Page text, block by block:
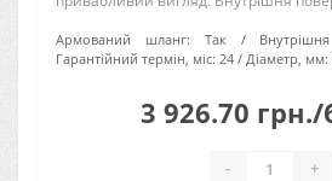
Армований шланг: Так
Гарантійний термін, міс: 24 Діаметр, мм:
3 926.70 грн./
- +